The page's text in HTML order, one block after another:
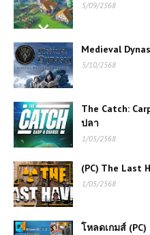
5/09/2568
Medieval
5/10/2568
The Catch:
ปลา
1/05/2568
(PC) The Last
1/05/2568
โหลดเกมส์ (PC)